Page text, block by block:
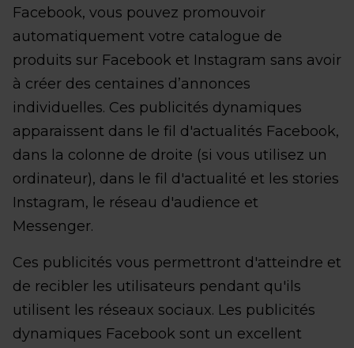
Facebook, vous pouvez promouvoir
automatiquement votre catalogue de
produits sur Facebook et Instagram sans avoir
à créer des centaines d’annonces
individuelles. Ces publicités dynamiques
apparaissent dans le fil d'actualités Facebook,
dans la colonne de droite (si vous utilisez un
ordinateur), dans le fil d'actualité et les stories
Instagram, le réseau d'audience et
Messenger.
Ces publicités vous permettront d'atteindre et
de recibler les utilisateurs pendant qu'ils
utilisent les réseaux sociaux. Les publicités
dynamiques Facebook sont un excellent